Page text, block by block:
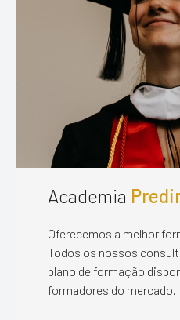
Academia
Oferecemos a melhor
Todos os nossos
plano de formação
formadores do mercado.